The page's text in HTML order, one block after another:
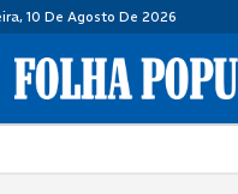
10 De Agosto De 2026